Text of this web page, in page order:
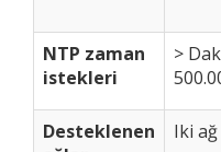
NTP zaman
istekleri
>
Desteklenen
Iki ağ